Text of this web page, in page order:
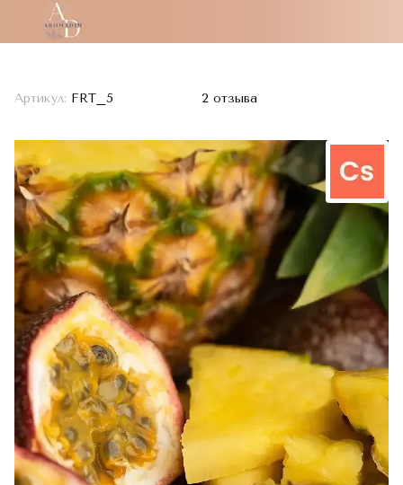
Артикул: FRT_5 2 отзыва